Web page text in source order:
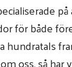
för både
hundratals